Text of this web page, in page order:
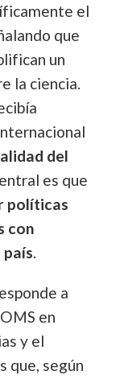
el
que
un
la ciencia.
del
es que
políticas
con
.
a
en
y el
que, según